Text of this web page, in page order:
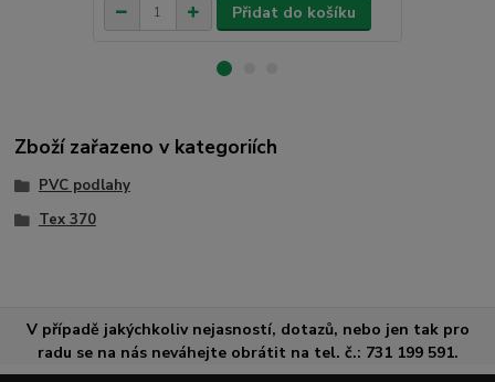
Přidat do košíku
Zboží zařazeno v kategoriích
PVC podlahy
Tex 370
V případě jakýchkoliv nejasností, dotazů, nebo jen tak pro
radu se na nás neváhejte obrátit na tel. č.: 731 199 591.